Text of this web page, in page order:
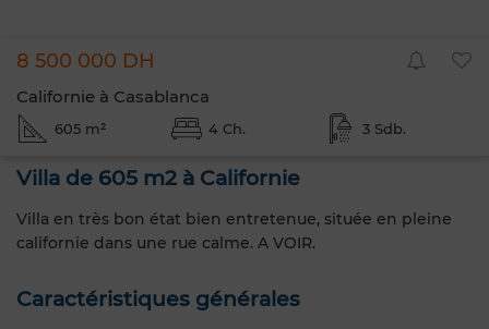
8 500 000 DH
Californie à Casablanca
605 m² 4 Ch. 3 Sdb.
Villa de 605 m2 à Californie
Villa en très bon état bien entretenue, située en pleine
californie dans une rue calme. A VOIR.
Caractéristiques générales